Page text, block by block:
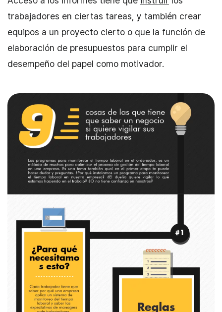
trabajadores en ciertas tareas, y también crear
equipos a un proyecto cierto o que la función de
elaboración de presupuestos para cumplir el
desempeño del papel como motivador.